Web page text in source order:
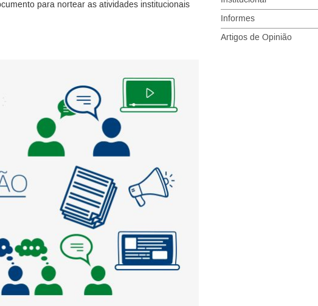
para nortear as atividades institucionais
Informes
Artigos de Opinião